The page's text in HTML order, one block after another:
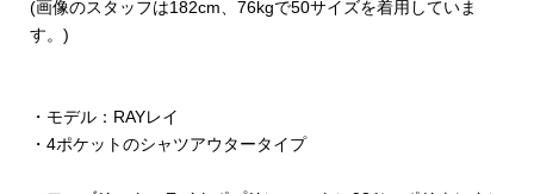
(画像のスタッフは182cm、76kgで50サイズを着用していま
す。)
・モデル：RAYレイ
・4ポケットのシャツアウタータイプ